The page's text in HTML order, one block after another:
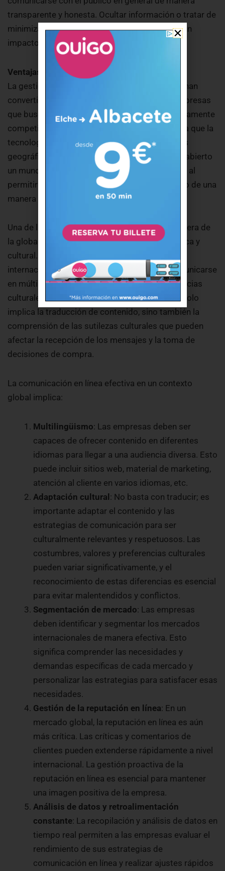
transparente y honesta. Ocultar información o tratar de
minimizar la gravedad de la crisis puede tener un
impacto negativo en la percepción de la marca.
Ventajas en el mercado global
La gestión y comunicación en línea efectiva se han
convertido en un pilar fundamental para las empresas
que buscan prosperar en un mercado global altamente
competitivo y en constante evolución. A medida que la
tecnología de internet ha avanzado, las barreras
geográficas han ido desapareciendo, lo que ha abierto
un mundo de oportunidades para las empresas al
permitirles llegar a audiencias en todo el mundo de una
manera que antes era inimaginable.
Una de las principales consideraciones en esta era de
la globalización digital es la diversidad lingüística y
cultural. Las empresas que buscan expandirse
internacionalmente deben ser capaces de comunicarse
en múltiples idiomas y adaptarse a las preferencias
culturales de sus audiencias objetivo. Esto no solo
implica la traducción de contenido, sino también la
comprensión de las sutilezas culturales que pueden
afectar la recepción de los mensajes y la toma de
decisiones de compra.
La comunicación en línea efectiva en un contexto
global implica:
Multilingüismo: Las empresas deben ser
capaces de ofrecer contenido en diferentes
idiomas para llegar a una audiencia diversa. Esto
puede incluir sitios web, material de marketing,
atención al cliente en varios idiomas, etc.
Adaptación cultural: No basta con traducir; es
importante adaptar el contenido y las
estrategias de comunicación para ser
culturalmente relevantes y respetuosos. Las
costumbres, valores y preferencias culturales
pueden variar significativamente, y el
reconocimiento de estas diferencias es esencial
para evitar malentendidos y conflictos.
Segmentación de mercado: Las empresas
deben identificar y segmentar los mercados
internacionales de manera efectiva. Esto
significa comprender las necesidades y
demandas específicas de cada mercado y
personalizar las estrategias para satisfacer esas
necesidades.
Gestión de la reputación en línea: En un
mercado global, la reputación en línea es aún
más crítica. Las críticas y comentarios de
clientes pueden extenderse rápidamente a nivel
internacional. La gestión proactiva de la
reputación en línea es esencial para mantener
una imagen positiva de la empresa.
Análisis de datos y retroalimentación
constante: La recopilación y análisis de datos en
tiempo real permiten a las empresas evaluar el
rendimiento de sus estrategias de
comunicación en línea y realizar ajustes rápidos